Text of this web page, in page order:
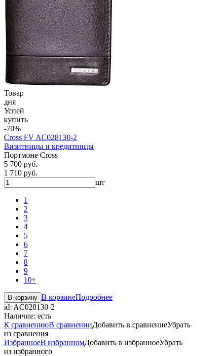
Товар
дня
Успей
купить
-70%
Cross FV AC028130-2
Визитницы и кредитницы
Портмоне Cross
5 700 руб.
1 710 руб.
шт
1
2
3
4
5
6
7
8
9
10+
В корзину В корзинеПодробнее
id: AC028130-2
Наличие: есть
К сравнениюВ сравненииДобавить в сравнениеУбрать
из сравнения
ИзбранноеВ избранномДобавить в избранноеУбрать
из избранного